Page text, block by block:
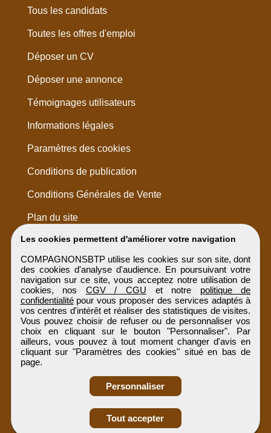
Obtenir ses
coordonnées
Les cookies permettent d'améliorer votre navigation
COMPAGNONSBTP utilise les cookies sur son site, dont
des cookies d'analyse d'audience. En poursuivant votre
navigation sur ce site, vous acceptez notre utilisation de
cookies, nos CGV / CGU et notre politique de
confidentialitépour vous proposer des services adaptés à
vos centres d'intérêt et réaliser des statistiques de visites.
Vous pouvez choisir de refuser ou de personnaliser vos
choix en cliquant sur le bouton "Personnaliser". Par
ailleurs, vous pouvez à tout moment changer d'avis en
cliquant sur "Paramètres des cookies" situé en bas de
page.
Personnaliser
Tout accepter
Tous les candidats
Toutes les offres d'emploi
Déposer un CV
Déposer une annonce
Témoignages utilisateurs
Informations légales
Paramètres des cookies
Conditions de publication
Conditions Générales de Vente
Plan du site
COMPAGNONSBTP